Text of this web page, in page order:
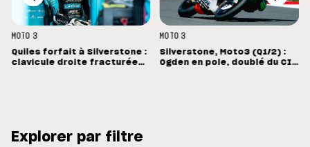
MOTO 3
Quiles forfait à Silverstone :
clavicule droite fracturée
MOTO 3
Silverstone, Moto3 (Q1/2) :
Ogden en pole, doublé du CIP
Explorer par filtre